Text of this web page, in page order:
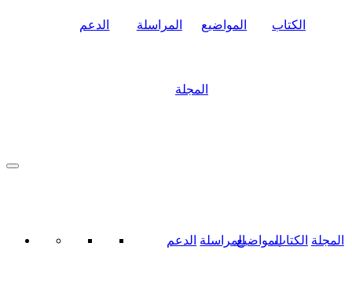
الدعم المراسلة المواضيع الكتاب
المجلة
الدعم المراسلةالمواضيعالكتاب المجلة